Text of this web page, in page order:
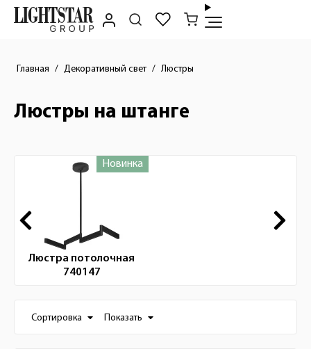
Главная Декоративный свет Люстры
Люстры на штанге
Новинки Новинка
Люстра потолочная
740147
Настройки отображения списка
Сортировка Показать